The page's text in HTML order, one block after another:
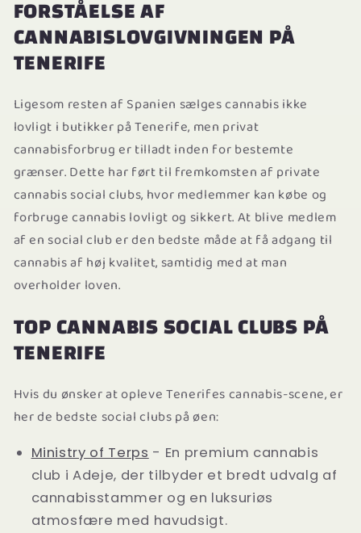
FORSTÅELSE AF
CANNABISLOVGIVNINGEN PÅ
TENERIFE
Ligesom resten af Spanien sælges cannabis ikke
lovligt i butikker på Tenerife, men privat
cannabisforbrug er tilladt inden for bestemte
grænser. Dette har ført til fremkomsten af private
cannabis social clubs, hvor medlemmer kan købe og
forbruge cannabis lovligt og sikkert. At blive medlem
af en social club er den bedste måde at få adgang til
cannabis af høj kvalitet, samtidig med at man
overholder loven.
TOP CANNABIS SOCIAL CLUBS PÅ
TENERIFE
Hvis du ønsker at opleve Tenerifes cannabis-scene, er
her de bedste social clubs på øen:
Ministry of Terps - En premium cannabis
club i Adeje, der tilbyder et bredt udvalg af
cannabisstammer og en luksuriøs
atmosfære med havudsigt.